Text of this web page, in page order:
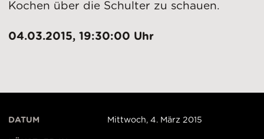
Kochen über die Schulter zu schauen.
04.03.2015, 19:30:00 Uhr
DATUM Mittwoch, 4. März 2015